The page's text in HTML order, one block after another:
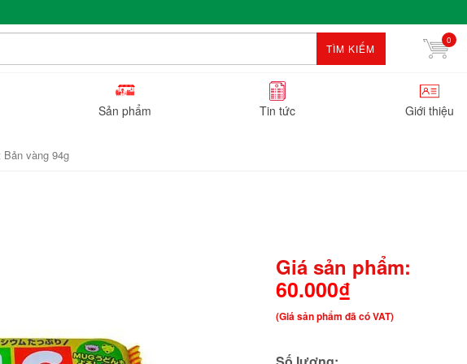
TÌM KIẾM
0
Sản phẩm Tin tức Giới thiệu
vàng 94g
Giá sản phẩm:
60.000₫
(Giá sản phẩm đã có VAT)